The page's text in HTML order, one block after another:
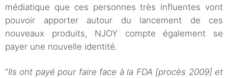
médiatique que ces personnes très influentes vont
pouvoir apporter autour du lancement de ces
nouveaux produits, NJOY compte également se
payer une nouvelle identité.
“Ils ont payé pour faire face à la FDA [procès 2009] et